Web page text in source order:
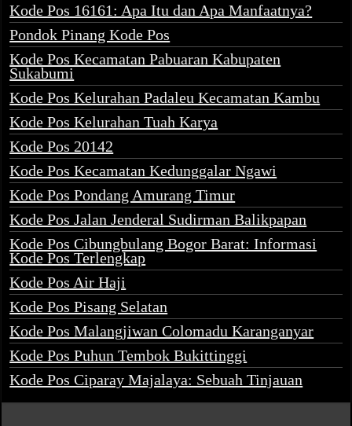
Kode Pos 16161: Apa Itu dan Apa Manfaatnya?
Pondok Pinang Kode Pos
Kode Pos Kecamatan Pabuaran Kabupaten
Sukabumi
Kode Pos Kelurahan Padaleu Kecamatan Kambu
Kode Pos Kelurahan Tuah Karya
Kode Pos 20142
Kode Pos Kecamatan Kedunggalar Ngawi
Kode Pos Pondang Amurang Timur
Kode Pos Jalan Jenderal Sudirman Balikpapan
Kode Pos Cibungbulang Bogor Barat: Informasi
Kode Pos Terlengkap
Kode Pos Air Haji
Kode Pos Pisang Selatan
Kode Pos Malangjiwan Colomadu Karanganyar
Kode Pos Puhun Tembok Bukittinggi
Kode Pos Ciparay Majalaya: Sebuah Tinjauan